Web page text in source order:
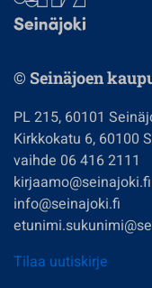
© Seinäjoen
PL 215, 60101
Kirkkokatu 6, 60100
vaihde 06 416 2111
kirjaamo@seinajoki.fi
info@seinajoki.fi
Tilaa uutiskirje